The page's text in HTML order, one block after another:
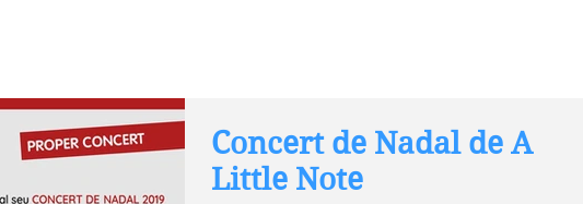
Concert de Nadal de A
Little Note